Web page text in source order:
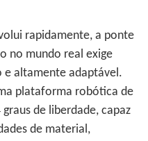
rapidamente, a ponte
no mundo real exige
e altamente adaptável.
plataforma robótica de
de liberdade, capaz
de material,